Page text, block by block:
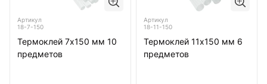
Артикул
18-7-150
Термоклей 7х150 мм 10
предметов
Артикул
18-11-150
Термоклей 11х150 мм 6
предметов